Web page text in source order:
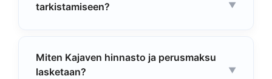
tarkistamiseen?
Miten Kajaven hinnasto ja perusmaksu
lasketaan?